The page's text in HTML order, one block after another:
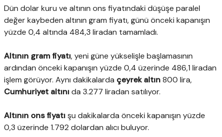
Dün dolar kuru ve altının ons fiyatındaki düşüşe paralel
değer kaybeden altının gram fiyatı, günü önceki kapanışın
yüzde 0,4 altında 484,3 liradan tamamladı.
Altının gram fiyatı, yeni güne yükselişle başlamasının
ardından önceki kapanışın yüzde 0,4 üzerinde 486,1 liradan
işlem görüyor. Aynı dakikalarda çeyrek altın800 lira,
Cumhuriyet altınıda 3.277 liradan satılıyor.
Altının ons fiyatışu dakikalarda önceki kapanışın yüzde
0,3 üzerinde 1.792 dolardan alıcı buluyor.